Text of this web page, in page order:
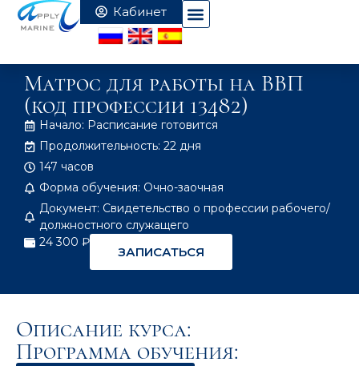
Матрос для работы на ВВП
(код профессии 13482)
Начало: Расписание готовится
Продолжительность: 22 дня
147 часов
Форма обучения: Очно-заочная
Документ: Свидетельство о профессии рабочего/
должностного служащего
24 300 ₽
ЗАПИСАТЬСЯ
Описание курса:
Программа обучения: